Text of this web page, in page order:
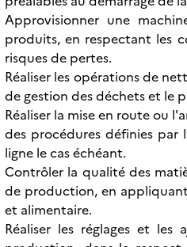
Approvisionner une
produits, en respectant les
risques de pertes.
Réaliser les opérations de
de gestion des déchets et le
Réaliser la mise en route ou
des procédures définies par
ligne le cas échéant.
Contrôler la qualité des
de production, en
et alimentaire.
Réaliser les réglages et